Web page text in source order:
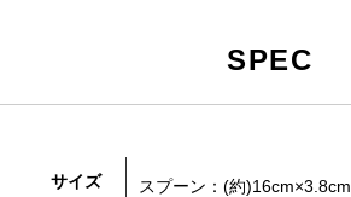
SPEC
サイズ
スプーン：(約)16cm×3.8cm